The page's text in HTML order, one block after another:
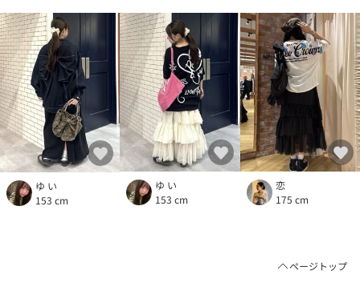
ゆ い
153 cm
ゆ い
153 cm
恋
175 cm
ページトップ